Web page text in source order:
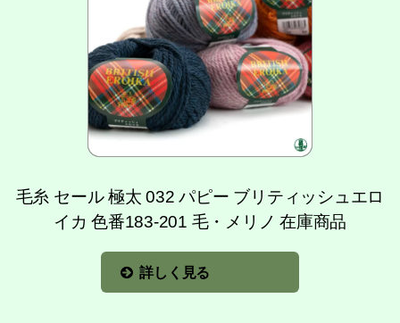
毛糸 セール 極太 032 パピー ブリティッシュエロ
イカ 色番183-201 毛・メリノ 在庫商品
詳しく見る